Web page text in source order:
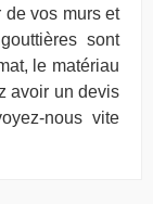
de vos murs et
sont
le matériau
avoir un devis
nous vite